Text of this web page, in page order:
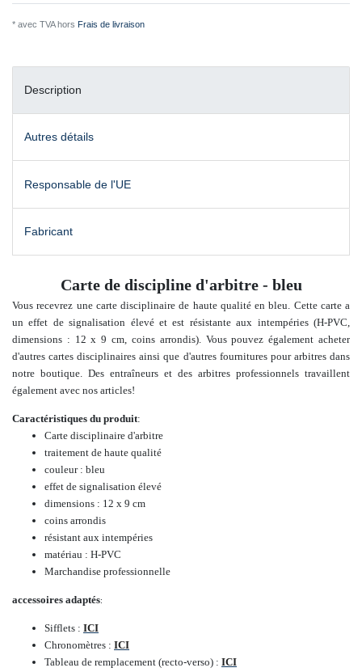
* avec TVA hors Frais de livraison
Description
Autres détails
Responsable de l'UE
Fabricant
Carte de discipline d'arbitre - bleu
Vous recevrez une carte disciplinaire de haute qualité en bleu. Cette carte a
un effet de signalisation élevé et est résistante aux intempéries (H-PVC,
dimensions : 12 x 9 cm, coins arrondis). Vous pouvez également acheter
d'autres cartes disciplinaires ainsi que d'autres fournitures pour arbitresdans
notre boutique. Des entraîneurs et des arbitres professionnels travaillent
également avec nos articles!
Caractéristiques du produit:
Carte disciplinaire d'arbitre
traitement de haute qualité
couleur : bleu
effet de signalisation élevé
dimensions : 12 x 9 cm
coins arrondis
résistant aux intempéries
matériau : H-PVC
Marchandise professionnelle
accessoires adaptés:
Sifflets : ICI
Chronomètres : ICI
Tableau de remplacement (recto-verso) : ICI